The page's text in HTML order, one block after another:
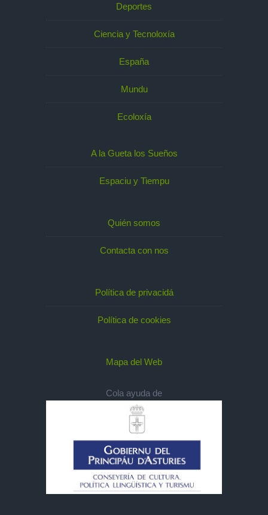
Deportes
Ciencia y Tecnoloxía
España
Mundu
Ecoloxía
A la Gueta los Sueños
Espaciu y Tiempu
Quién somos
Contacta con nos
Política de privacidá
Política de cookies
Mapa del Web
Cola ayuda de